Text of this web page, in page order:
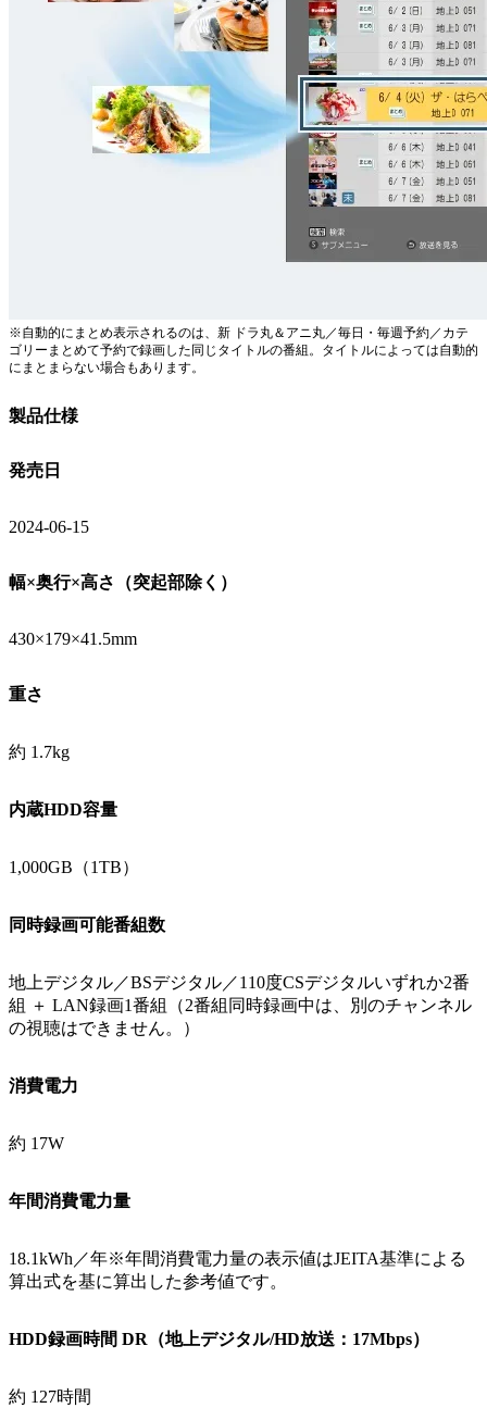
※自動的にまとめ表示されるのは、新 ドラ丸＆アニ丸／毎日・毎週予約／カテ
ゴリーまとめて予約で録画した同じタイトルの番組。タイトルによっては自動的
にまとまらない場合もあります。
製品仕様
発売日
2024-06-15
幅×奥行×高さ（突起部除く）
430×179×41.5mm
重さ
約 1.7kg
内蔵HDD容量
1,000GB（1TB）
同時録画可能番組数
地上デジタル／BSデジタル／110度CSデジタルいずれか2番
組 ＋ LAN録画1番組（2番組同時録画中は、別のチャンネル
の視聴はできません。）
消費電力
約 17W
年間消費電力量
18.1kWh／年※年間消費電力量の表示値はJEITA基準による
算出式を基に算出した参考値です。
HDD録画時間 DR（地上デジタル/HD放送：17Mbps）
約 127時間